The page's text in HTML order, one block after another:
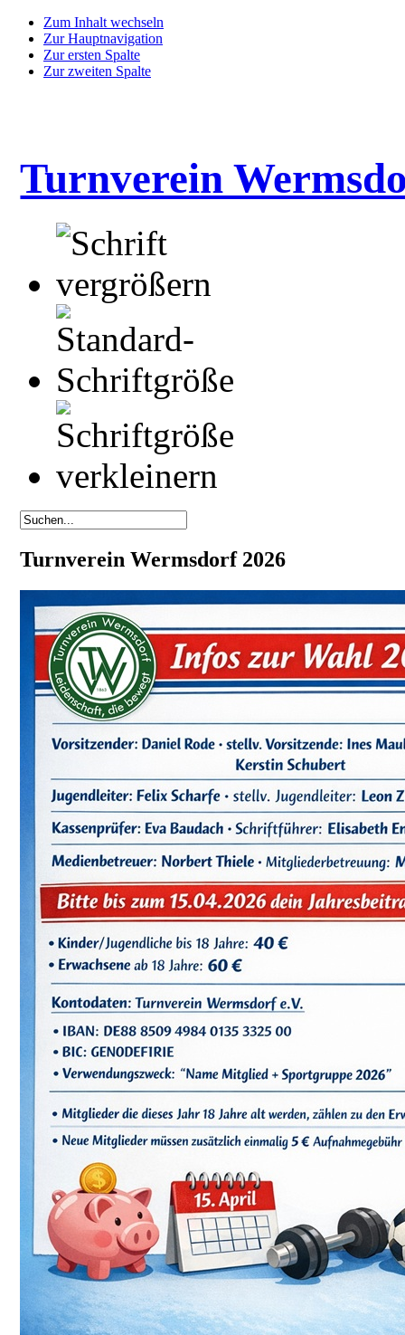
Zum Inhalt wechseln
Zur Hauptnavigation
Zur ersten Spalte
Zur zweiten Spalte
Turnverein
Turnverein Wermsdorf 2026